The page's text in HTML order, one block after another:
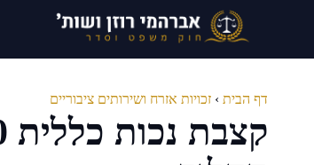
דף הבית › זכויות אזרח ושירותים ציבוריים